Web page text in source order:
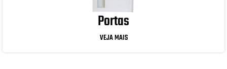
Portas
VEJA MAIS